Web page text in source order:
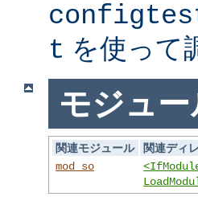
t を使って
モジュー
関連モジュール
関連ディ
mod_so